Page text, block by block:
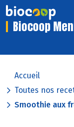
Biocoop
Accueil
Toutes nos
Smoothie aux